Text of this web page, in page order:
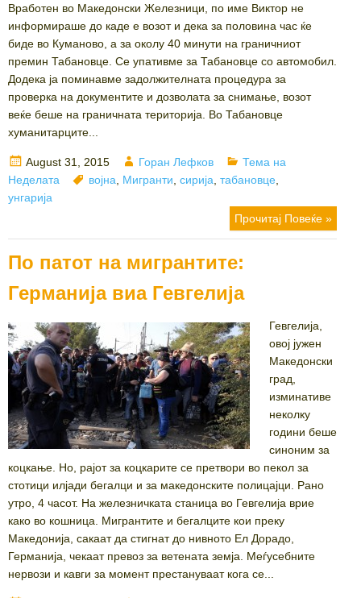
Вработен во Македонски Железници, по име Виктор не
информираше до каде е возот и дека за половина час ќе
биде во Куманово, а за околу 40 минути на граничниот
премин Табановце. Се упативме за Табановце со автомобил.
Додека ја поминавме задолжителната процедура за
проверка на документите и дозволата за снимање, возот
веќе беше на граничната територија. Во Табановце
хуманитарците...
Posted
on
August 31, 2015 Author
Горан Лефков Categories
Тема на
Неделата
Tags
војна Мигранти сирија табановце
унгарија
Прочитај Повеќе »
По патот на мигрантите:
Германија виа Гевгелија
Гевгелија,
oвој јужен
Македонски
град,
изминативе
неколку
години беше
синоним за
коцкање. Но, рајот за коцкарите се претвори во пекол за
стотици илјади бегалци и за македонските полицајци. Рано
утро, 4 часот. На железничката станица во Гевгелија врие
како во кошница. Мигрантите и бегалците кои преку
Македонија, сакаат да стигнат до нивното Ел Дорадо,
Германија, чекаат превоз за ветената земја. Меѓусебните
нервози и кавги за момент престануваат кога се...